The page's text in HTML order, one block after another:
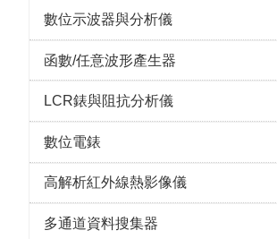
數位示波器與分析儀
函數/任意波形產生器
LCR錶與阻抗分析儀
數位電錶
高解析紅外線熱影像儀
多通道資料搜集器